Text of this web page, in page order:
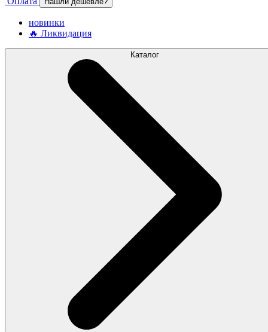
новинки
🔥 Ликвидация
Каталог